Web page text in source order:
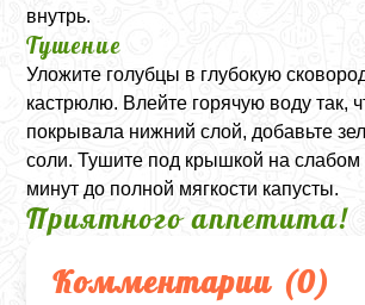
внутрь.
Тушение
Уложите голубцы в глубокую
кастрюлю. Влейте горячую воду так,
покрывала нижний слой, добавьте
соли. Тушите под крышкой на слабом
минут до полной мягкости капусты.
Приятного аппетита!
Комментарии (0)